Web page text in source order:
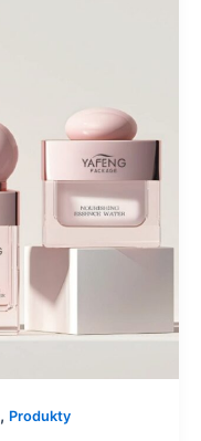
, Produkty